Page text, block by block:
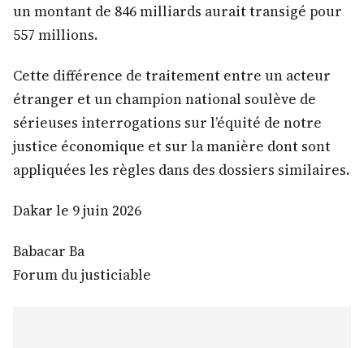
un montant de 846 milliards aurait transigé pour
557 millions.
Cette différence de traitement entre un acteur
étranger et un champion national soulève de
sérieuses interrogations sur l’équité de notre
justice économique et sur la manière dont sont
appliquées les règles dans des dossiers similaires.
Dakar le 9 juin 2026
Babacar Ba
Forum du justiciable